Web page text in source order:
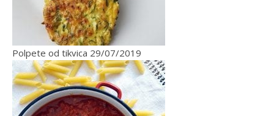
Polpete od tikvica 29/07/2019